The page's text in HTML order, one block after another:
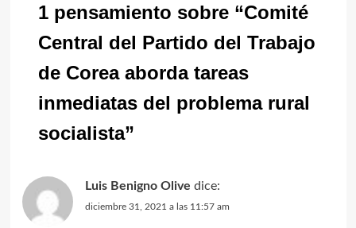
1 pensamiento sobre “Comité
Central del Partido del Trabajo
de Corea aborda tareas
inmediatas del problema rural
socialista”
Luis Benigno Olive dice:
diciembre 31, 2021 a las 11:57 am